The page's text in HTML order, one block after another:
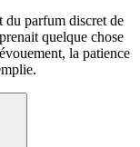
du parfum discret de
quelque chose
la patience